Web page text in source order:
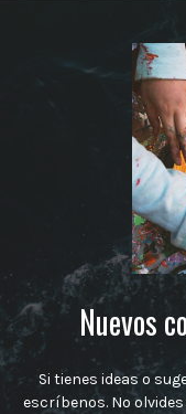
Nuevos
Si tienes ideas o
escríbenos. No